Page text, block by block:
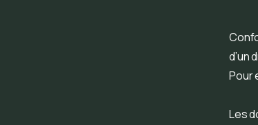
d’un
Pour
Les